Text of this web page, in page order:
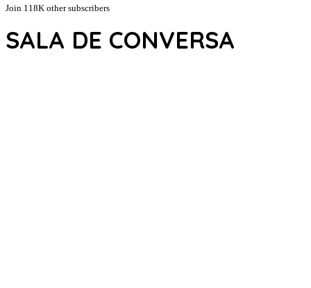
Join 118K other subscribers
SALA DE CONVERSA